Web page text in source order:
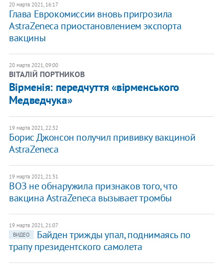
20 марта 2021, 16:17
Глава Еврокомиссии вновь пригрозила
AstraZeneca приостановлением экспорта
вакцины
20 марта 2021, 09:00
ВІТАЛІЙ ПОРТНИКОВ
Вірменія: передчуття «вірменського
Медведчука»
19 марта 2021, 22:32
Борис Джонсон получил прививку вакциной
AstraZeneca
19 марта 2021, 21:31
ВОЗ не обнаружила признаков того, что
вакцина AstraZeneca вызывает тромбы
19 марта 2021, 21:07
ВИДЕО
Байден трижды упал, поднимаясь по
трапу президентского самолета